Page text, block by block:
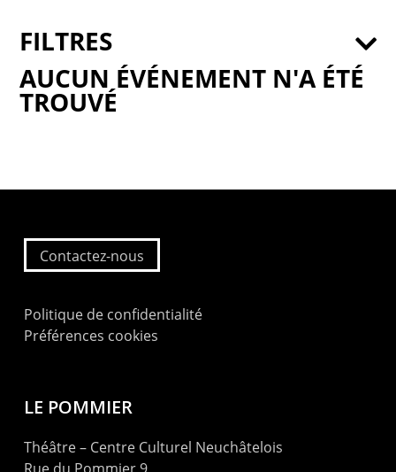
AUCUN ÉVÉNEMENT N'A ÉTÉ
TROUVÉ
FILTRES
Contactez-nous
Politique de confidentialité
Préférences cookies
LE POMMIER
Théâtre – Centre Culturel Neuchâtelois
Rue du Pommier 9